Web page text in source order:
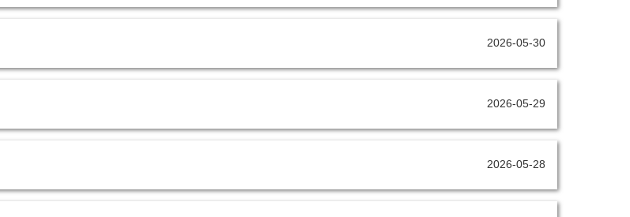
2026-05-30
2026-05-29
2026-05-28